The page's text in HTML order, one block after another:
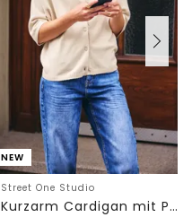
NEW
Street One Studio
Kurzarm Cardigan mit Polokragen